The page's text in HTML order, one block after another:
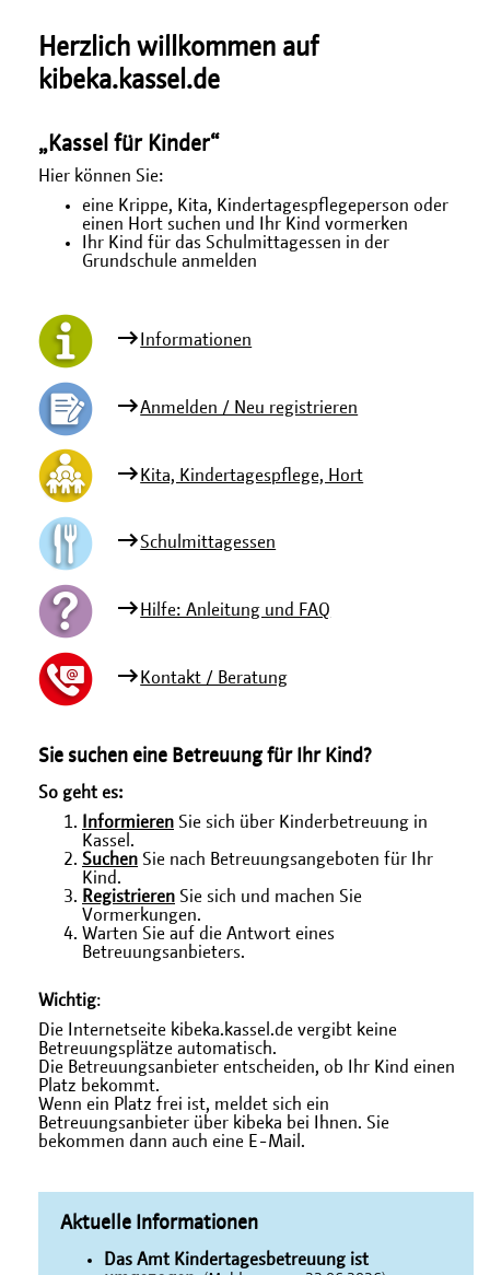
Herzlich willkommen auf
kibeka.kassel.de
„Kassel für Kinder“
Hier können Sie:
eine Krippe, Kita, Kindertagespflegeperson oder
einen Hort suchen und Ihr Kind vormerken
Ihr Kind für das Schulmittagessen in der
Grundschule anmelden
Informationen
Anmelden / Neu registrieren
Kita, Kindertagespflege, Hort
Schulmittagessen
Hilfe: Anleitung und FAQ
Kontakt / Beratung
Sie suchen eine Betreuung für Ihr Kind?
So geht es:
Informieren Sie sich über Kinderbetreuung in
Kassel.
Suchen Sie nach Betreuungsangeboten für Ihr
Kind.
Registrieren Sie sich und machen Sie
Vormerkungen.
Warten Sie auf die Antwort eines
Betreuungsanbieters.
Wichtig:
Die Internetseite kibeka.kassel.de vergibt keine
Betreuungsplätze automatisch.
Die Betreuungsanbieter entscheiden, ob Ihr Kind einen
Platz bekommt.
Wenn ein Platz frei ist, meldet sich ein
Betreuungsanbieter über kibeka bei Ihnen. Sie
bekommen dann auch eine E-Mail.
Aktuelle Informationen
Das Amt Kindertagesbetreuung ist